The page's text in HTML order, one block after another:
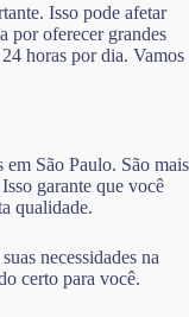
Isso pode afetar
por oferecer grandes
horas por dia. Vamos
São Paulo. São mais
garante que você
qualidade.
necessidades na
certo para você.